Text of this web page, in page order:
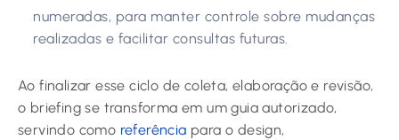
numeradas, para manter controle sobre mudanças
realizadas e facilitar consultas futuras.
Ao finalizar esse ciclo de coleta, elaboração e revisão,
o briefing se transforma em um guia autorizado,
servindo como referência para o design,